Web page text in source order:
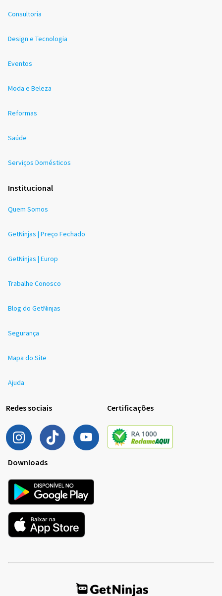
Consultoria
Design e Tecnologia
Eventos
Moda e Beleza
Reformas
Saúde
Serviços Domésticos
Institucional
Quem Somos
GetNinjas | Preço Fechado
GetNinjas | Europ
Trabalhe Conosco
Blog do GetNinjas
Segurança
Mapa do Site
Ajuda
Redes sociais Certificações
Downloads